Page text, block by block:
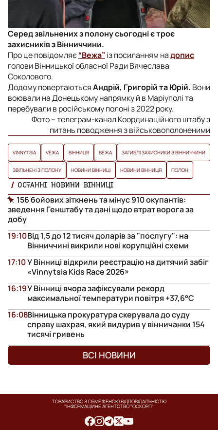
Серед звільнених з полону сьогодні є троє
захисників з Вінниччини.
Про це повідомляє“Вежа” із посиланням надопис
голови Вінницької обласної Ради Вячеслава
Соколового.
Додому повертаютьсяАндрій, Григорій та Юрій. Вони
воювали на Донецькому напрямку й в Маріуполі та
перебували в російському полоні з 2022 року.
Фото – телеграм-канал Координаційного штабу з
питань поводження з військовополоненими
VINNYTSIA VЕЖА ВІННИЦЯ ВЕЖА ЗАГИБЛІ ЗАХИСНИКИ З ВІННИЧЧИНИ
ЗВІЛЬНЕНІ З ПОЛОНУ НОВИНИ ВІННИЦІ НОВИНИ ВІННИЦЯ ПОЛОН
ОСТАННІ НОВИНИ ВІННИЦІ
156 бойових зіткнень та мінус 910 окупантів:
зведення Генштабу та дані щодо втрат ворога за
добу
Від 1,5 до 12 тисяч доларів за "послугу": на
Вінниччині викрили нові корупційні схеми
19:10
У Вінниці відкрили реєстрацію на дитячий забіг
«Vinnytsia Kids Race 2026»
17:10
У Вінниці вчора зафіксували рекорд
максимальної температури повітря +37,6°С
16:19
Вінницька прокуратура скерувала до суду
справу шахрая, який видурив у вінничанки 154
тисячі гривень
16:08
ВСІ НОВИНИ
ТОВАРИСТВО З ОБМЕЖЕНОЮ ВІДПОВІДАЛЬНІСТЮ
"ІНФОРМАЦІЙНЕ АГЕНТСТВО "ОСКОРП"